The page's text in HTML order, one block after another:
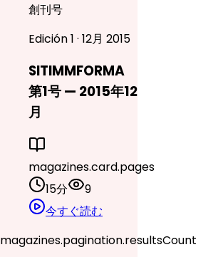
創刊号
Edición 1 · 12月 2015
SITIMMFORMA
第1号 — 2015年12
月
magazines.card.pages
15分
9
今すぐ読む
magazines.pagination.resultsCount